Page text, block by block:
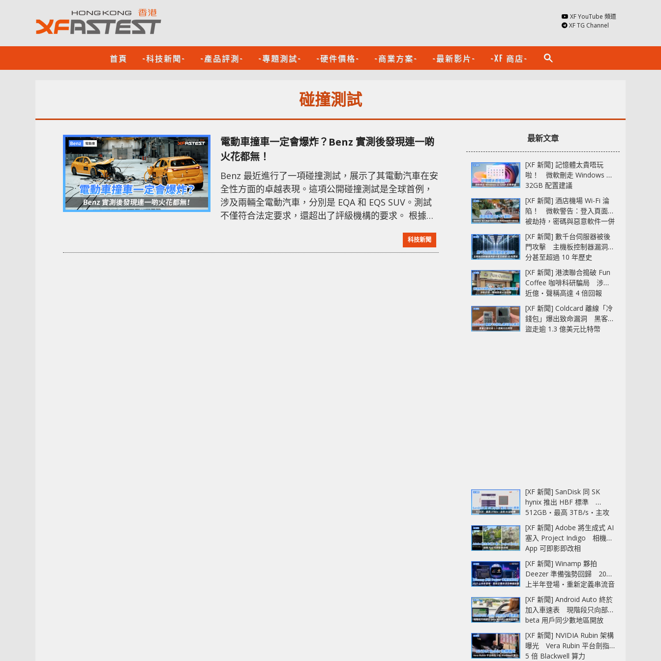
XF YouTube 頻道
XF TG Channel
首頁 -科技新聞- -產品評測- -專題測試- -硬件價格- -商業方案- -最新影片- -XF 商店- search
碰撞測試
電動車撞車一定會爆炸？Benz 實測後發現連一啲
火花都無！
Benz 最近進行了一項碰撞測試，展示了其電動汽車在安
全性方面的卓越表現。這項公開碰撞測試是全球首例，
涉及兩輛全電動汽車，分別是 EQA 和 EQS SUV。測試
不僅符合法定要求，還超出了評級機構的要求。 根據歐
使用一輛 1,400 公斤的小貨車，模擬另一輛車的前端，
以 50 公里/小時的速度進行碰撞。然而，Benz 的碰撞測
科技新聞
最新文章
[XF 新聞] 記憶體太貴唔玩
啦！ 微軟刪走 Windows 11
32GB 配置建議
[XF 新聞] 酒店機場 Wi-Fi 淪
陷！ 微軟警告：登入頁面可
被劫持，密碼與惡意軟件一併
中招
[XF 新聞] 數千台伺服器被後
門攻擊 主機板控制器漏洞部
分甚至超過 10 年歷史
[XF 新聞] 港澳聯合搗破 Fun
Coffee 咖啡科研騙局 涉款
近億‧聲稱高達 4 倍回報
[XF 新聞] Coldcard 離線「冷
錢包」爆出致命漏洞 黑客已
盜走逾 1.3 億美元比特幣
[XF 新聞] SanDisk 同 SK
hynix 推出 HBF 標準
512GB‧最高 3TB/s‧主攻
AI 記憶體
[XF 新聞] Adobe 將生成式 AI
塞入 Project Indigo 相機
App 可即影即改相
[XF 新聞] Winamp 夥拍
Deezer 準備強勢回歸 2027
上半年登場‧重新定義串流音
樂播放器
[XF 新聞] Android Auto 終於
加入車速表 現階段只向部分
beta 用戶同少數地區開放
[XF 新聞] NVIDIA Rubin 架構
曝光 Vera Rubin 平台劍指
5 倍 Blackwell 算力